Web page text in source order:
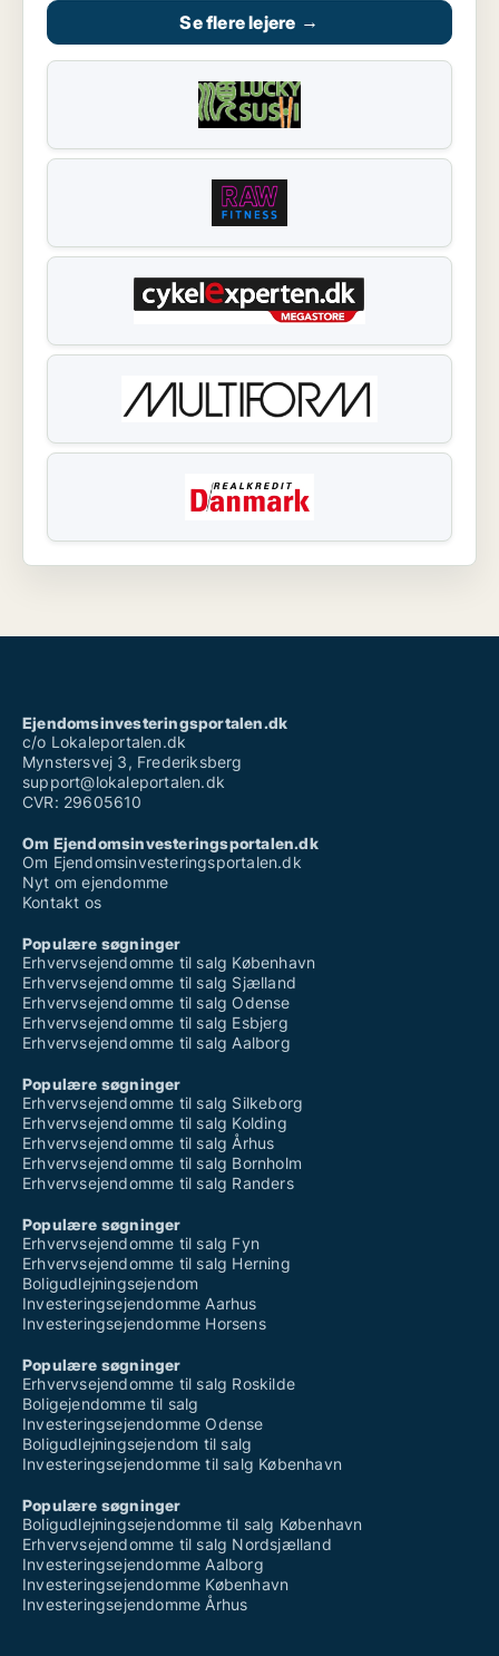
Se flere lejere →
Ejendomsinvesteringsportalen.dk
c/o Lokaleportalen.dk
Mynstersvej 3, Frederiksberg
support@lokaleportalen.dk
CVR: 29605610
Om Ejendomsinvesteringsportalen.dk
Om Ejendomsinvesteringsportalen.dk
Nyt om ejendomme
Kontakt os
Populære søgninger
Erhvervsejendomme til salg København
Erhvervsejendomme til salg Sjælland
Erhvervsejendomme til salg Odense
Erhvervsejendomme til salg Esbjerg
Erhvervsejendomme til salg Aalborg
Populære søgninger
Erhvervsejendomme til salg Silkeborg
Erhvervsejendomme til salg Kolding
Erhvervsejendomme til salg Århus
Erhvervsejendomme til salg Bornholm
Erhvervsejendomme til salg Randers
Populære søgninger
Erhvervsejendomme til salg Fyn
Erhvervsejendomme til salg Herning
Boligudlejningsejendom
Investeringsejendomme Aarhus
Investeringsejendomme Horsens
Populære søgninger
Erhvervsejendomme til salg Roskilde
Boligejendomme til salg
Investeringsejendomme Odense
Boligudlejningsejendom til salg
Investeringsejendomme til salg København
Populære søgninger
Boligudlejningsejendomme til salg København
Erhvervsejendomme til salg Nordsjælland
Investeringsejendomme Aalborg
Investeringsejendomme København
Investeringsejendomme Århus